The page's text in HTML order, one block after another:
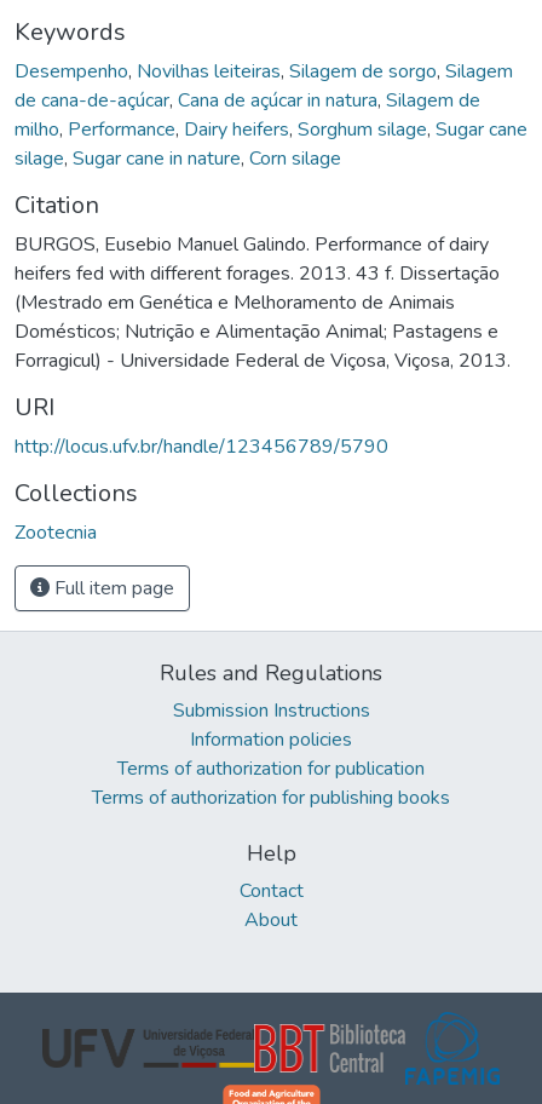
Keywords
Desempenho, Novilhas leiteiras, Silagem de sorgo, Silagem
de cana-de-açúcar, Cana de açúcar in natura, Silagem de
milho, Performance, Dairy heifers, Sorghum silage, Sugar cane
silage, Sugar cane in nature, Corn silage
Citation
BURGOS, Eusebio Manuel Galindo. Performance of dairy
heifers fed with different forages. 2013. 43 f. Dissertação
(Mestrado em Genética e Melhoramento de Animais
Domésticos; Nutrição e Alimentação Animal; Pastagens e
Forragicul) - Universidade Federal de Viçosa, Viçosa, 2013.
URI
http://locus.ufv.br/handle/123456789/5790
Collections
Zootecnia
Full item page
Rules and Regulations
Submission Instructions
Information policies
Terms of authorization for publication
Terms of authorization for publishing books
Help
Contact
About